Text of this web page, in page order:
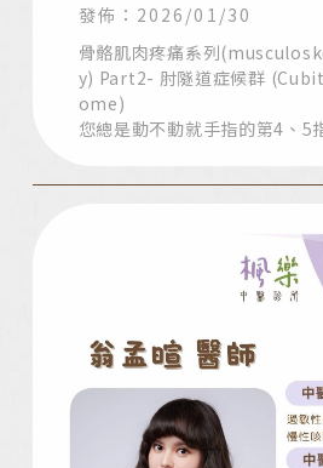
發佈：2026/01/30
骨骼肌肉疼痛系列
y) Part2- 肘隧道症候群
ome)
您總是動不動就手指的第4、5